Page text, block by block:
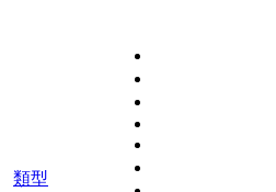
類型